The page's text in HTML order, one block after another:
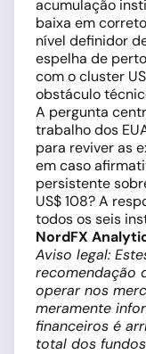
acumulação
baixa em
nível definidor
espelha de
com o cluster
obstáculo
A pergunta
trabalho dos
para reviver as
em caso
persistente
US$ 108? A
todos os seis
NordFX
Aviso legal:
recomendação
operar nos
meramente
financeiros é
total dos